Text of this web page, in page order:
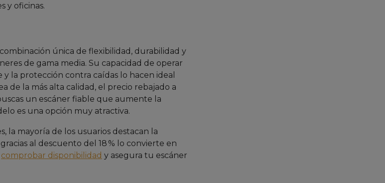
y oficinas.
única de flexibilidad, durabilidad y
de gama media. Su capacidad de operar
la protección contra caídas lo hacen ideal
de la más alta calidad, el precio rebajado a
un escáner fiable que aumente la
es una opción muy atractiva.
la mayoría de los usuarios destacan la
al descuento del 18 % lo convierte en
comprobar disponibilidad y asegura tu escáner